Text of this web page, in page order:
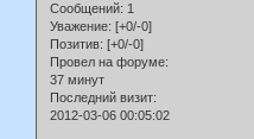
Сообщений: 1
Уважение: [+0/-0]
Позитив: [+0/-0]
Провел на форуме:
37 минут
Последний визит:
2012-03-06 00:05:02